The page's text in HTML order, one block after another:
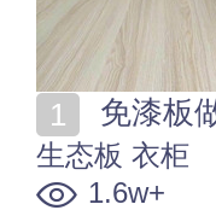
免漆板
生态板 衣柜
1.6w+